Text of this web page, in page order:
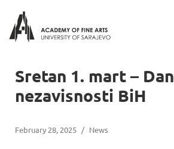
Sretan 1. mart – Dan
nezavisnosti BiH
February 28, 2025 / News